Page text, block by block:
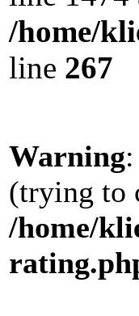
/home/
line 267
Warning
(trying to
/home/